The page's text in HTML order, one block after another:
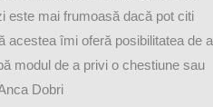
este mai frumoasă dacă pot citi
acestea îmi oferă posibilitatea de a
modul de a privi o chestiune sau
Dobri